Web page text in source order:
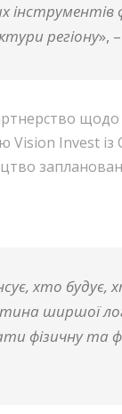
регіону»,
щодо
Invest із
хто будує,
ширшої
фізичну та